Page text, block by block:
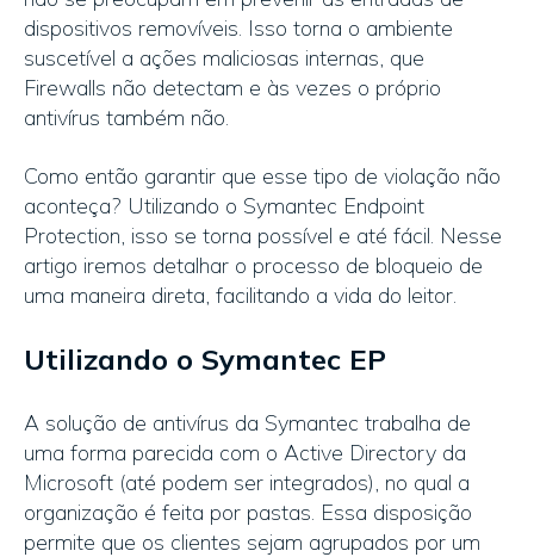
dispositivos removíveis. Isso torna o ambiente
suscetível a ações maliciosas internas, que
Firewalls não detectam e às vezes o próprio
antivírus também não.
Como então garantir que esse tipo de violação não
aconteça? Utilizando o Symantec Endpoint
Protection, isso se torna possível e até fácil. Nesse
artigo iremos detalhar o processo de bloqueio de
uma maneira direta, facilitando a vida do leitor.
Utilizando o Symantec EP
A solução de antivírus da Symantec trabalha de
uma forma parecida com o Active Directory da
Microsoft (até podem ser integrados), no qual a
organização é feita por pastas. Essa disposição
permite que os clientes sejam agrupados por um